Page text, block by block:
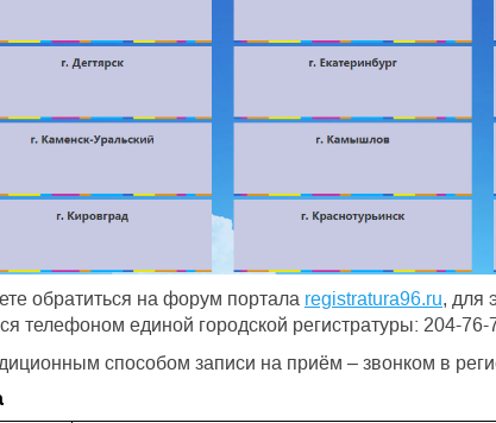
обратиться на форум портала registratura96.ru, для
телефоном единой городской регистратуры: 204-76-
способом записи на приём – звонком в